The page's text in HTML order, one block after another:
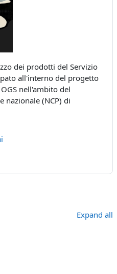
dei prodotti del Servizio
all'interno del progetto
nell'ambito del
nazionale (NCP) di
Expand all